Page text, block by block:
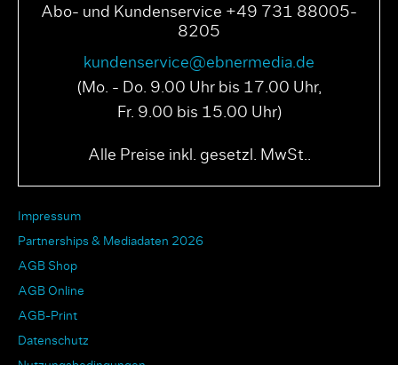
Abo- und Kundenservice +49 731 88005-
8205
kundenservice@ebnermedia.de
(Mo. - Do. 9.00 Uhr bis 17.00 Uhr,
Fr. 9.00 bis 15.00 Uhr)
Alle Preise inkl. gesetzl. MwSt..
Impressum
Partnerships & Mediadaten 2026
AGB Shop
AGB Online
AGB-Print
Datenschutz